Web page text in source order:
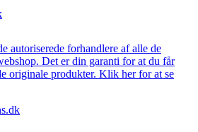
autoriserede forhandlere af alle de
Det er din garanti for at du får
originale produkter. Klik her for at se